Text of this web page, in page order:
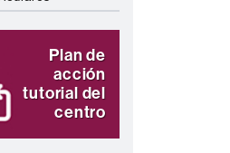
Plan de
acción
tutorial del
centro